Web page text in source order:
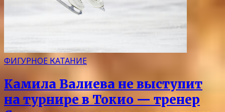
ФИГУРНОЕ КАТАНИЕ
Камила Валиева не выступит
на турнире в Токио — тренер